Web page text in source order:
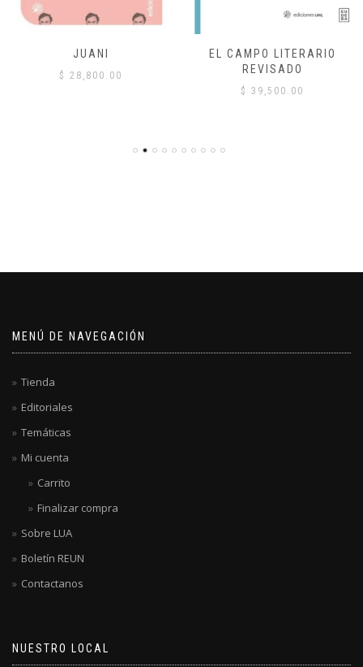
JUANI
$ 28,800.00
EL CAMPO LITERARIO
REVISADO
$ 39,500.00
MENÚ DE NAVEGACIÓN
Tienda
Editoriales
Temáticas
Mi cuenta
Carrito
Finalizar compra
Sobre LUA
Boletín REUN
Contactanos
NUESTRO LOCAL